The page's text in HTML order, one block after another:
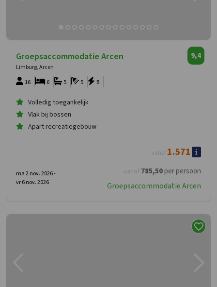
Groepsaccommodatie Arcen
Limburg, Arcen
9,4
16 5
5 B
6
Volledig toegankelijk
Vlak bij bossen
Apart recreatiegebouw
vanaf 785,50per persoon
vanaf1.571
ma 2 nov. 2026 -
vr 6 nov. 2026
Groepsaccommodatie Arcen